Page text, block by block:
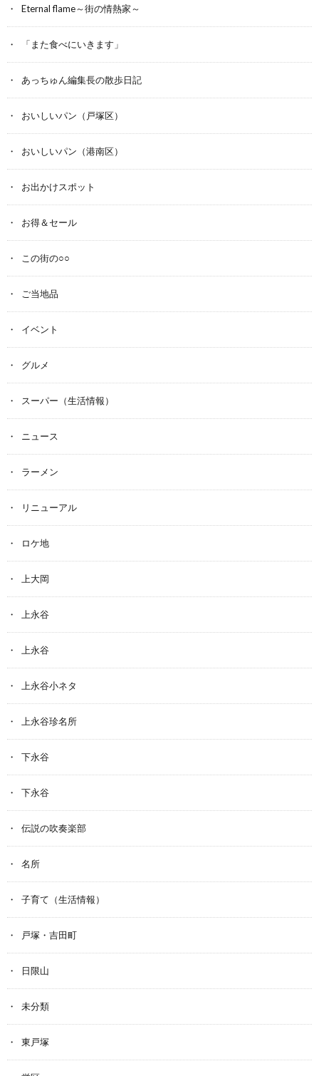
Eternal flame～街の情熱家～
「また食べにいきます」
あっちゅん編集長の散歩日記
おいしいパン（戸塚区）
おいしいパン（港南区）
お出かけスポット
お得＆セール
この街の○○
ご当地品
イベント
グルメ
スーパー（生活情報）
ニュース
ラーメン
リニューアル
ロケ地
上大岡
上永谷
上永谷
上永谷小ネタ
上永谷珍名所
下永谷
下永谷
伝説の吹奏楽部
名所
子育て（生活情報）
戸塚・吉田町
日限山
未分類
東戸塚